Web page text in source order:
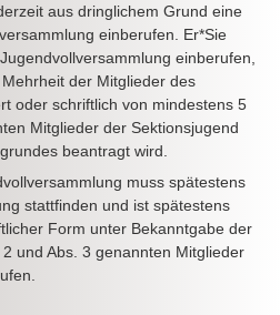
aus dringlichem Grund eine
einberufen. Er*Sie
einberufen,
der Mitglieder des
oder schriftlich von mindestens 5
Mitglieder der Sektionsjugend
beantragt wird.
muss spätestens
stattfinden und ist spätestens
Form unter Bekanntgabe der
und Abs. 3 genannten Mitglieder